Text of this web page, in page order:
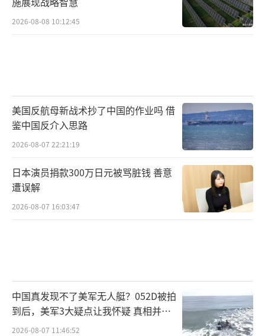
2026-08-08 10:12:45
美国反航母新战术抄了中国的作业吗 借
鉴中国反介入思路
2026-08-07 22:21:19
日本演员捐款300万日元被骂脏钱 善意
遭误解
2026-08-07 16:03:47
中国真发现不了美军无人艇？052D被拍
到后，美军3大疑点让我怀疑 真相并非
如此
2026-08-07 11:46:52